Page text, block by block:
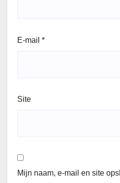
E-mail *
Site
Mijn naam, e-mail en site